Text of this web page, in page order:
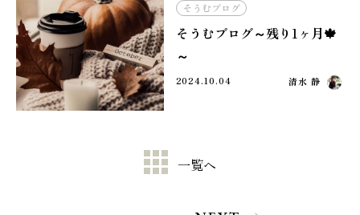
そうむブログ
そうむブログ～残り1ヶ月🍁
～
2024.10.04 清水 静
一覧へ